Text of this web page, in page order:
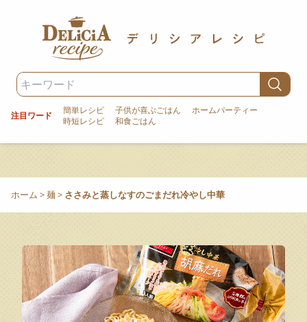
注目ワード 簡単レシピ 子供が喜ぶごはん
ホームパーティー
時短レシピ
和食ごはん
ホーム >麺 > ささみと蒸しなすのごまだれ冷やし中華